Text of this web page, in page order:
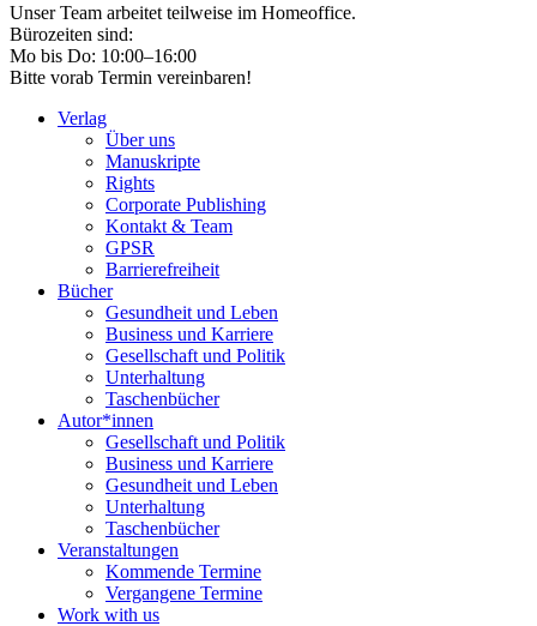
Unser Team arbeitet teilweise im Homeoffice.
Bürozeiten sind:
Mo bis Do: 10:00–16:00
Bitte vorab Termin vereinbaren!
Verlag
Über uns
Manuskripte
Rights
Corporate Publishing
Kontakt & Team
GPSR
Barrierefreiheit
Bücher
Gesundheit und Leben
Business und Karriere
Gesellschaft und Politik
Unterhaltung
Taschenbücher
Autor*innen
Gesellschaft und Politik
Business und Karriere
Gesundheit und Leben
Unterhaltung
Taschenbücher
Veranstaltungen
Kommende Termine
Vergangene Termine
Work with us